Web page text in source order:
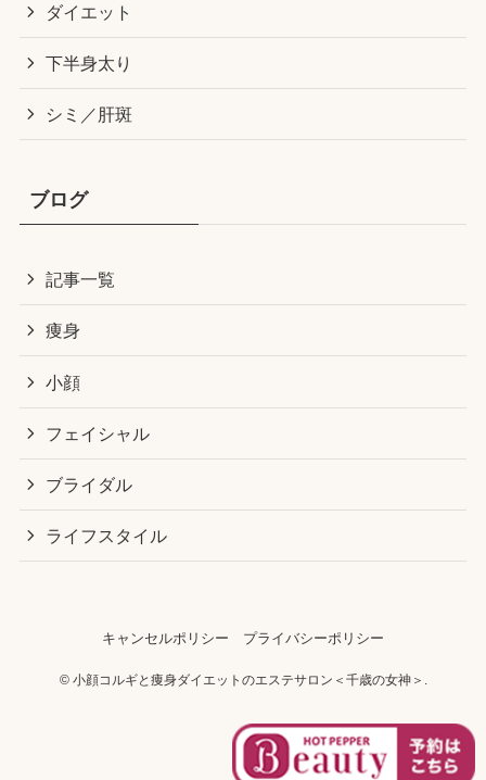
ダイエット
下半身太り
シミ／肝斑
ブログ
記事一覧
痩身
小顔
フェイシャル
ブライダル
ライフスタイル
キャンセルポリシー プライバシーポリシー
©小顔コルギと痩身ダイエットのエステサロン＜千歳の女神＞.